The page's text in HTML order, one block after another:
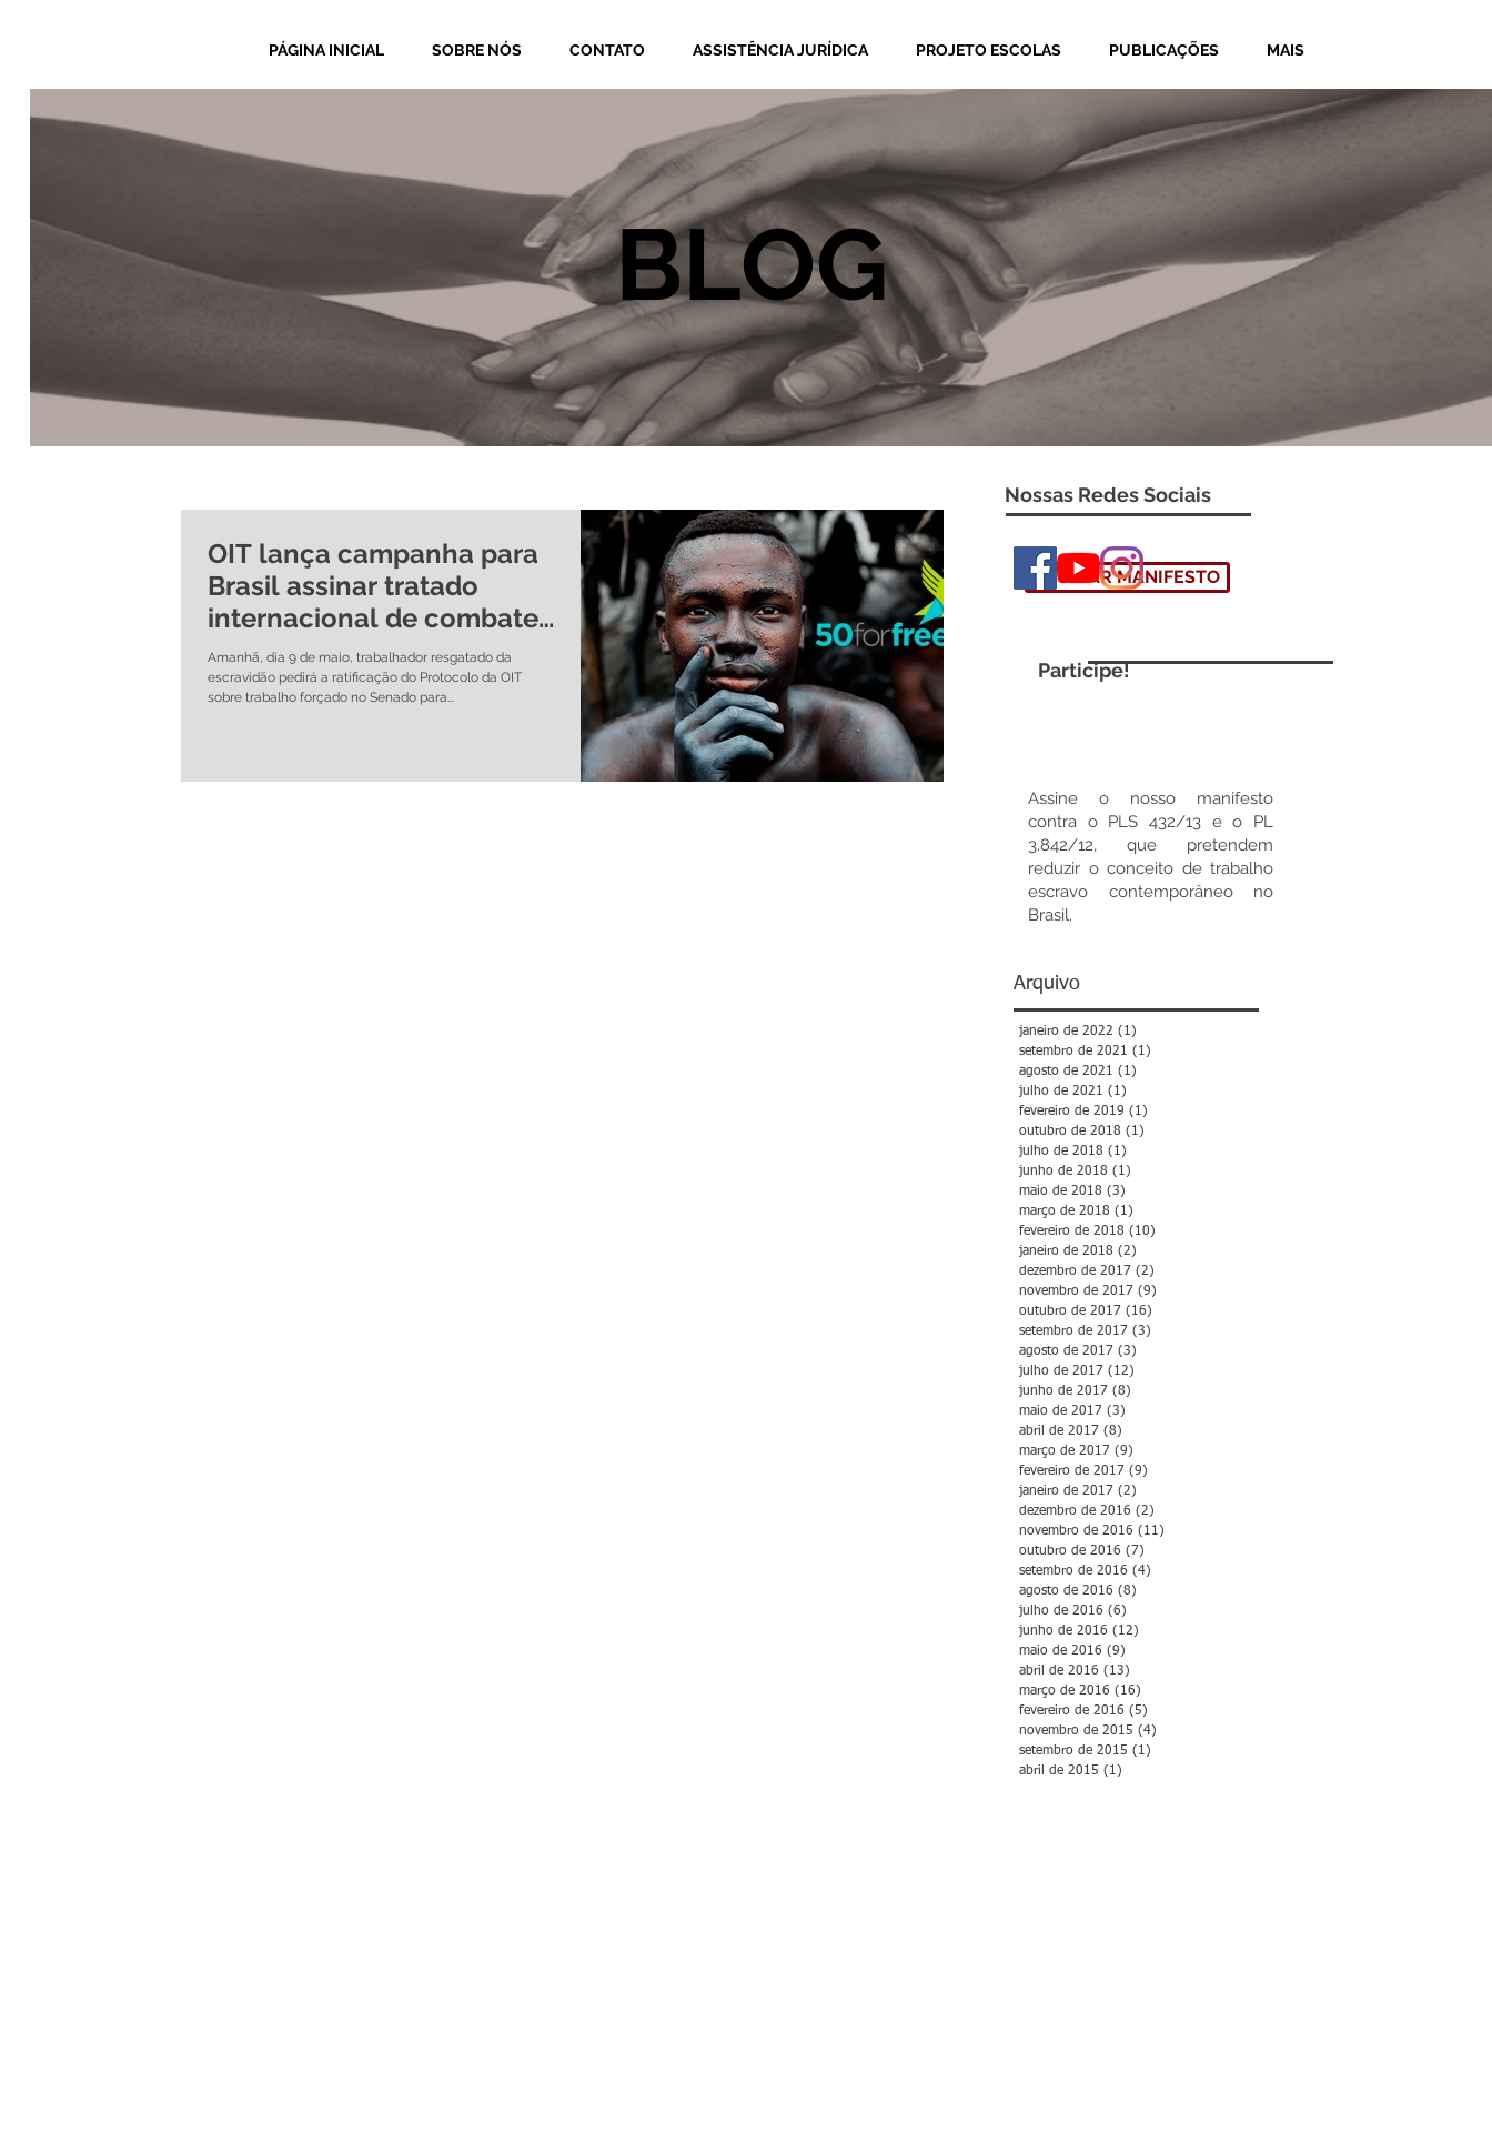
PÁGINA INICIAL SOBRE NÓS CONTATO ASSISTÊNCIA JURÍDICA PROJETO ESCOLAS PUBLICAÇÕES MAIS
BLOG
OIT lança campanha para
Brasil assinar tratado
internacional de combate
ao trabalho forçado
Amanhã, dia 9 de maio, trabalhador resgatado da
escravidão pedirá a ratificação do Protocolo da OIT
sobre trabalho forçado no Senado para...
Nossas Redes Sociais
ASSINAR MANIFESTO
Participe!
Assine o nosso manifesto
contra o PLS 432/13 e o PL
3.842/12, que pretendem
reduzir o conceito de trabalho
escravo contemporâneo no
Brasil.
Arquivo
janeiro de 2022 (1)
setembro de 2021 (1)
agosto de 2021 (1)
julho de 2021 (1)
fevereiro de 2019 (1)
outubro de 2018 (1)
julho de 2018 (1)
junho de 2018 (1)
maio de 2018 (3)
março de 2018 (1)
fevereiro de 2018 (10)
janeiro de 2018 (2)
dezembro de 2017 (2)
novembro de 2017 (9)
outubro de 2017 (16)
setembro de 2017 (3)
agosto de 2017 (3)
julho de 2017 (12)
junho de 2017 (8)
maio de 2017 (3)
abril de 2017 (8)
março de 2017 (9)
fevereiro de 2017 (9)
janeiro de 2017 (2)
dezembro de 2016 (2)
novembro de 2016 (11)
outubro de 2016 (7)
setembro de 2016 (4)
agosto de 2016 (8)
julho de 2016 (6)
junho de 2016 (12)
maio de 2016 (9)
abril de 2016 (13)
março de 2016 (16)
fevereiro de 2016 (5)
novembro de 2015 (4)
setembro de 2015 (1)
abril de 2015 (1)